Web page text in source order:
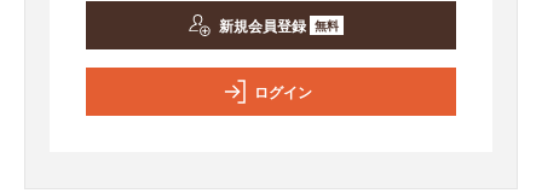
新規会員登録 無料
ログイン